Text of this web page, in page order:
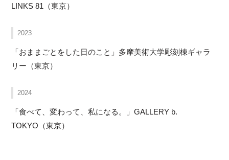
LINKS 81（東京）
2023
「おままごとをした日のこと」多摩美術大学彫刻棟ギャラ
リー（東京）
2024
「食べて、変わって、私になる。」GALLERY b.
TOKYO（東京）